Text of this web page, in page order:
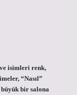
isimleri renk,
“Nasıl”
büyük bir salona